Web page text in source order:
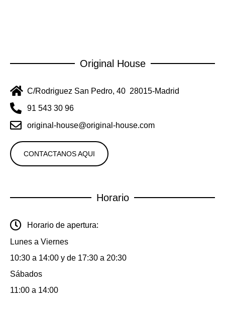
Original House
C/Rodriguez San Pedro, 40 28015-Madrid
91 543 30 96
original-house@original-house.com
CONTACTANOS AQUI
Horario
Horario de apertura:
Lunes a Viernes
10:30 a 14:00 y de 17:30 a 20:30
Sábados
11:00 a 14:00